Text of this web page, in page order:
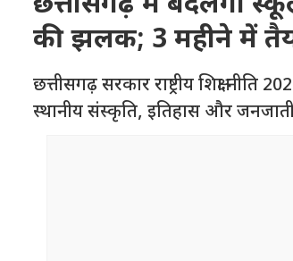
की झलक; 3 महीने में
छत्तीसगढ़ सरकार राष्ट्रीय शिक्षा
स्थानीय संस्कृति, इतिहास और